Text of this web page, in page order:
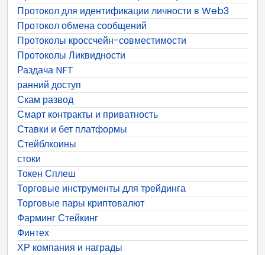
Протокол для идентификации личности в Web3
Протокол обмена сообщений
Протоколы кроссчейн-совместимости
Протоколы Ликвидности
Раздача NFT
ранний доступ
Скам развод
Смарт контракты и приватность
Ставки и бет платформы
Стейблкоины
стоки
Токен Сплеш
Торговые инструменты для трейдинга
Торговые пары криптовалют
Фарминг Стейкинг
Финтех
ХР компания и награды